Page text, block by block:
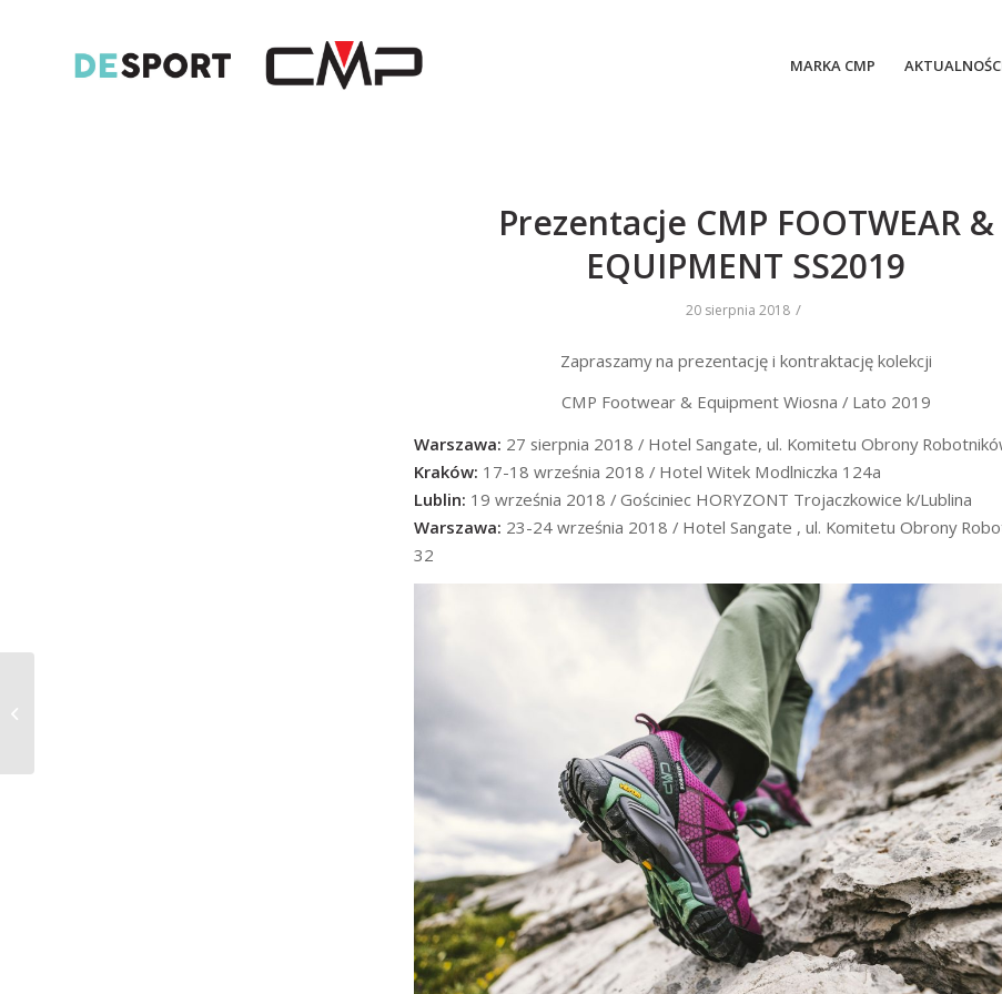
MARKA CMP
Prezentacje CMP FOOTWEAR &
EQUIPMENT SS2019
20 sierpnia 2018 /
Zapraszamy na prezentację i kontraktację kolekcji
CMP Footwear & Equipment Wiosna / Lato 2019
Warszawa: 27 sierpnia 2018 / Hotel Sangate, ul. Komitetu Obrony
Kraków: 17-18 września 2018 / Hotel Witek Modlniczka 124a
Lublin: 19 września 2018 / Gościniec HORYZONT Trojaczkowice k/Lublina
Warszawa: 23-24 września 2018 / Hotel Sangate , ul. Komitetu Obrony
32